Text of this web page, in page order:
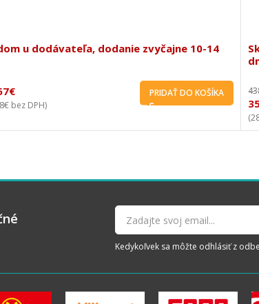
u dodávateľa, dodanie zvyčajne 10-14
€
€bez DPH)
PRIDAŤ DO KOŠÍKA
(
Kedykoľvek sa môžte odhlásiť z